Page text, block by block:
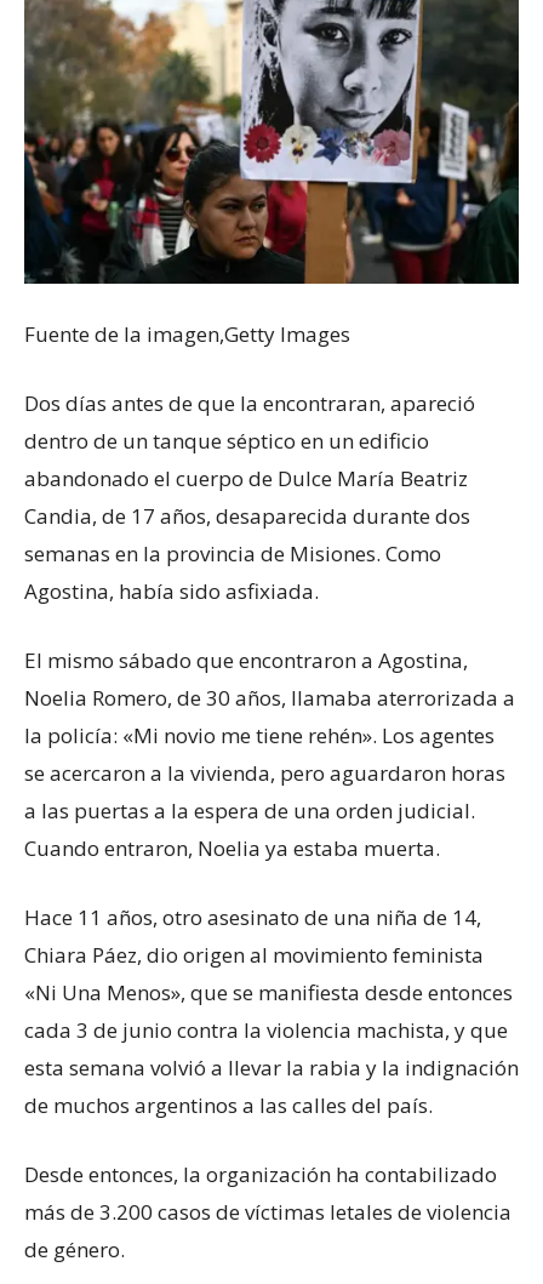
Fuente de la imagen,Getty Images
Dos días antes de que la encontraran, apareció
dentro de un tanque séptico en un edificio
abandonado el cuerpo de Dulce María Beatriz
Candia, de 17 años, desaparecida durante dos
semanas en la provincia de Misiones. Como
Agostina, había sido asfixiada.
El mismo sábado que encontraron a Agostina,
Noelia Romero, de 30 años, llamaba aterrorizada a
la policía: «Mi novio me tiene rehén». Los agentes
se acercaron a la vivienda, pero aguardaron horas
a las puertas a la espera de una orden judicial.
Cuando entraron, Noelia ya estaba muerta.
Hace 11 años, otro asesinato de una niña de 14,
Chiara Páez, dio origen al movimiento feminista
«Ni Una Menos», que se manifiesta desde entonces
cada 3 de junio contra la violencia machista, y que
esta semana volvió a llevar la rabia y la indignación
de muchos argentinos a las calles del país.
Desde entonces, la organización ha contabilizado
más de 3.200 casos de víctimas letales de violencia
de género.